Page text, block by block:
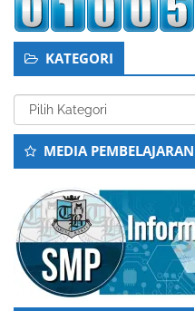
KATEGORI
Kategori
MEDIA PEMBELAJARAN